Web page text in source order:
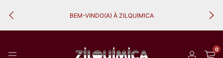
BEM-VINDO(A) À ZILQUIMICA
0